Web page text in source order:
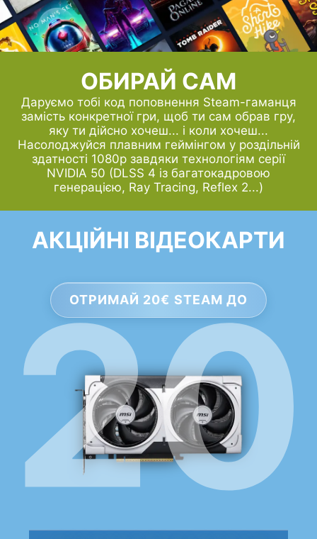
ОБИРАЙ САМ
Даруємо тобі код поповнення Steam-гаманця
замість конкретної гри, щоб ти сам обрав гру,
яку ти дійсно хочеш... і коли хочеш...
Насолоджуйся плавним геймінгом у роздільній
здатності 1080p завдяки технологіям серії
NVIDIA 50 (DLSS 4 із багатокадровою
генерацією, Ray Tracing, Reflex 2...)
АКЦІЙНІ ВІДЕОКАРТИ
ОТРИМАЙ 20€ STEAM ДО